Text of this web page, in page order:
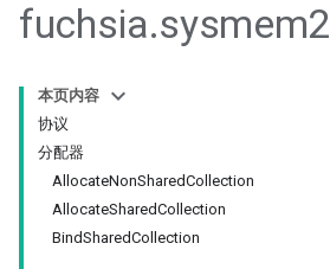
fuchsia.sysmem2
本页内容
协议
分配器
AllocateNonSharedCollection
AllocateSharedCollection
BindSharedCollection